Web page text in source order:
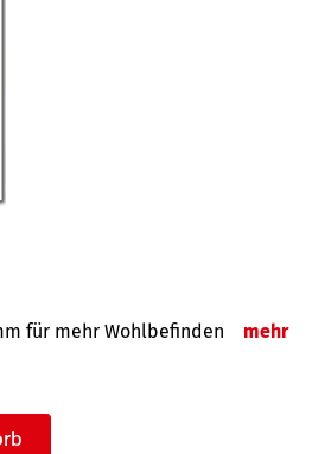
für mehr Wohlbefinden mehr